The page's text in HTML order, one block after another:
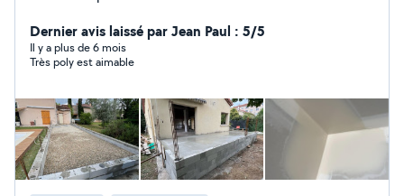
Dernier avis laissé par Jean Paul : 5/5
Il y a plus de 6 mois
Très poly est aimable